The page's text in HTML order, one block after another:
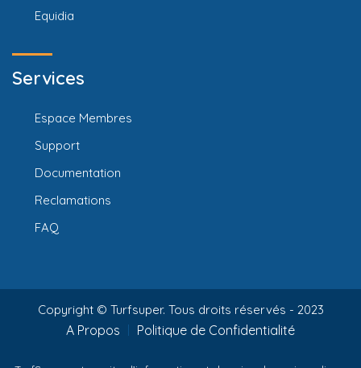
Equidia
Services
Espace Membres
Support
Documentation
Reclamations
FAQ
Copyright © Turfsuper. Tous droits réservés - 2023
A Propos Politique de Confidentialité